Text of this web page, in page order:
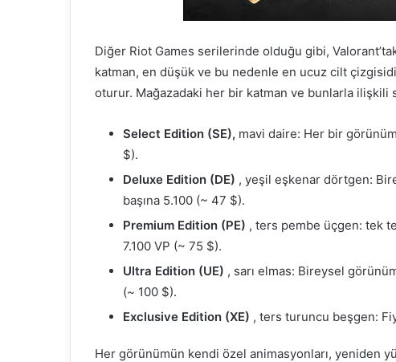
Diğer Riot Games serilerinde olduğu gibi,
katman, en düşük ve bu nedenle en ucuz cilt
oturur. Mağazadaki her bir katman ve bunlarla ilişkili
Select Edition (SE), mavi daire: Her bir
$).
Deluxe Edition (DE) , yeşil eşkenar dörtgen:
başına 5.100 (~ 47 $).
Premium Edition (PE) , ters pembe üçgen: tek
7.100 VP (~ 75 $).
Ultra Edition (UE) , sarı elmas: Bireysel
(~ 100 $).
Exclusive Edition (XE) , ters turuncu beşgen:
Her görünümün kendi özel animasyonları, yeniden